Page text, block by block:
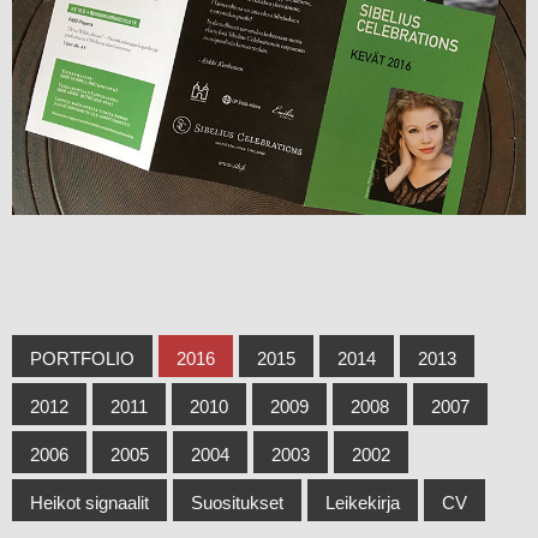
PORTFOLIO 2016 2015 2014 2013
2012 2011 2010 2009 2008 2007
2006 2005 2004 2003 2002
Heikot signaalit Suositukset Leikekirja CV